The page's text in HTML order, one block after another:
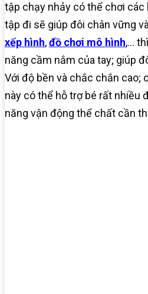
tập chạy nhảy có thể chơi các
tập đi sẽ giúp đôi chân vững
xếp hình,đồ chơi mô hình,…
năng cầm nắm của tay; giúp
Với độ bền và chắc chắn cao;
này có thể hỗ trợ bé rất nhiều
năng vận động thể chất cần